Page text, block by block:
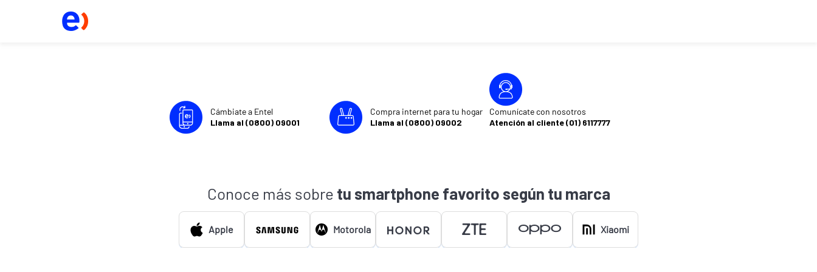
Cámbiate a Entel
Llama al (0800) 09001
Compra internet para tu hogar
Llama al (0800) 09002
Comunícate con nosotros
Atención al cliente (01) 6117777
Conoce más sobre tu smartphone favorito según tu marca
Apple Motorola Xiaomi